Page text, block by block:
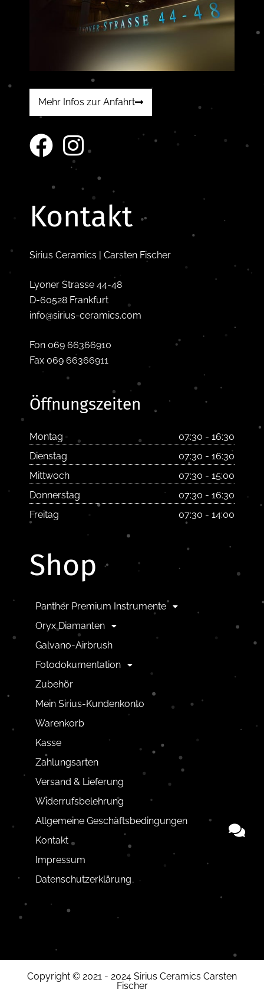
Mehr Infos zur Anfahrt
Kontakt
Sirius Ceramics | Carsten Fischer
Lyoner Strasse 44-48
D-60528 Frankfurt
info@sirius-ceramics.com
Fon 069 66366910
Fax 069 66366911
Öffnungszeiten
Montag
07:30 - 16:30
Dienstag
07:30 - 16:30
Mittwoch
07:30 - 15:00
Donnerstag
07:30 - 16:30
Freitag
07:30 - 14:00
Shop
Panther Premium Instrumente
Oryx Diamanten
Galvano-Airbrush
Fotodokumentation
Zubehör
Mein Sirius-Kundenkonto
Warenkorb
Kasse
Zahlungsarten
Versand & Lieferung
Widerrufsbelehrung
Allgemeine Geschäftsbedingungen
Kontakt
Impressum
Datenschutzerklärung
Copyright © 2021 - 2024 Sirius Ceramics Carsten
Fischer